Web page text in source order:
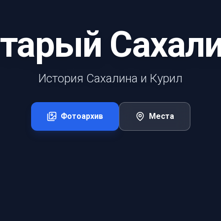
История Сахалина и Курил
Фотоархив Места